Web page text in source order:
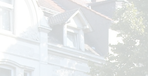
Aktuelles
Freizeitregion